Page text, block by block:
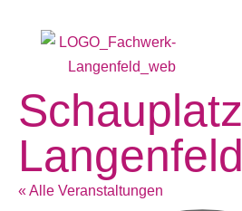
Schauplatz
Langenfeld
« Alle Veranstaltungen